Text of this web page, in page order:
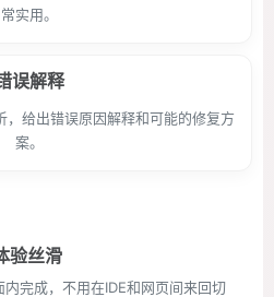
常实用。
误解释
，给出错误原因解释和可能的修复方
案。
验丝滑
完成，不用在IDE和网页间来回切